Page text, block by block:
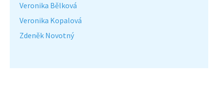
Veronika Bělková
Veronika Kopalová
Zdeněk Novotný